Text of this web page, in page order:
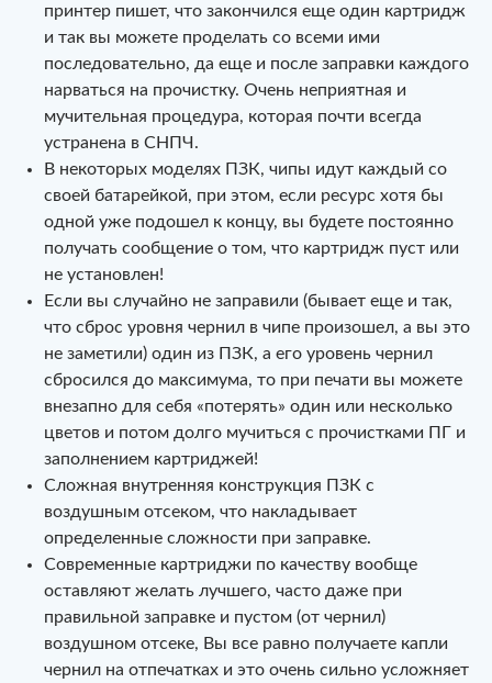
принтер пишет, что закончился еще один картридж
и так вы можете проделать со всеми ими
последовательно, да еще и после заправки каждого
нарваться на прочистку. Очень неприятная и
мучительная процедура, которая почти всегда
устранена в СНПЧ.
В некоторых моделях ПЗК, чипы идут каждый со
своей батарейкой, при этом, если ресурс хотя бы
одной уже подошел к концу, вы будете постоянно
получать сообщение о том, что картридж пуст или
не установлен!
Если вы случайно не заправили (бывает еще и так,
что сброс уровня чернил в чипе произошел, а вы это
не заметили) один из ПЗК, а его уровень чернил
сбросился до максимума, то при печати вы можете
внезапно для себя «потерять» один или несколько
цветов и потом долго мучиться с прочистками ПГ и
заполнением картриджей!
Сложная внутренняя конструкция ПЗК с
воздушным отсеком, что накладывает
определенные сложности при заправке.
Современные картриджи по качеству вообще
оставляют желать лучшего, часто даже при
правильной заправке и пустом (от чернил)
воздушном отсеке, Вы все равно получаете капли
чернил на отпечатках и это очень сильно усложняет